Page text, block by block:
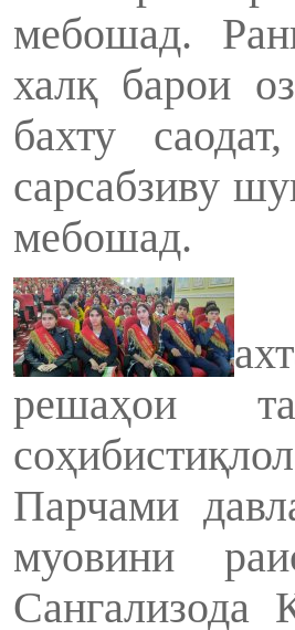
мебошад.
халқ барои
бахту
сарсабзиву
решаҳои
Парчами
муовини
Сангализода